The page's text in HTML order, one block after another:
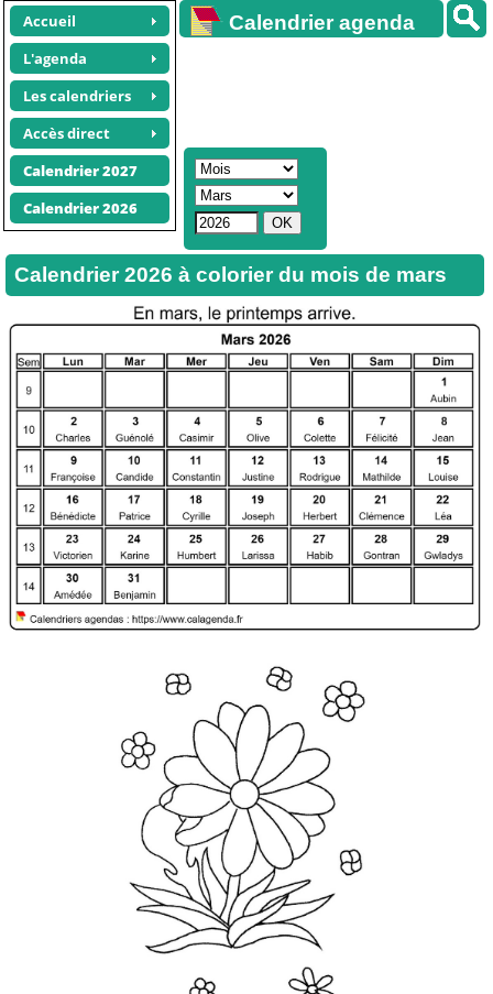
Accueil
L'agenda
Les calendriers
Accès direct
Calendrier 2027
Calendrier 2026
Calendrier agenda
Calendrier 2026 à colorier du mois de mars